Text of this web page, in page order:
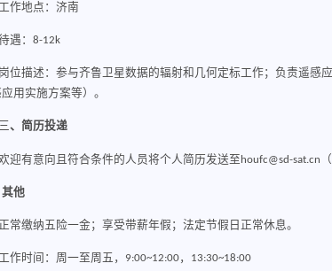
作地点：济南
遇：8-12 k
位描述：参与齐鲁卫星数据的辐射和几何定标工作；负责遥感
用实施方案等）。
、简历投递
迎有意向且符合条件的人员将个人简历发送至houfc@sd-sat.cn
其他
常缴纳五险一金；享受带薪年假；法定节假日正常休息。
作时间：周一至周五， 9:00~12:00， 13:30~18:00